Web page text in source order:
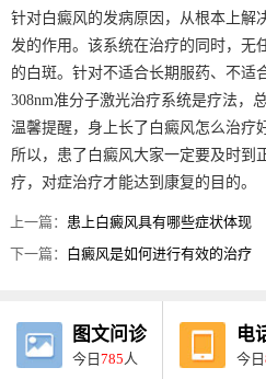
针对白癜风的发病原因，从根本上解
发的作用。该系统在治疗的同时，无
的白斑。针对不适合长期服药、不适
308nm准分子激光治疗系统是疗法，
温馨提醒，身上长了白癜风怎么治疗
所以，患了白癜风大家一定要及时到
疗，对症治疗才能达到康复的目的。
上一篇： 患上白癜风具有哪些症状体现
下一篇： 白癜风是如何进行有效的治疗
图文问诊
今日785 人
电
今日